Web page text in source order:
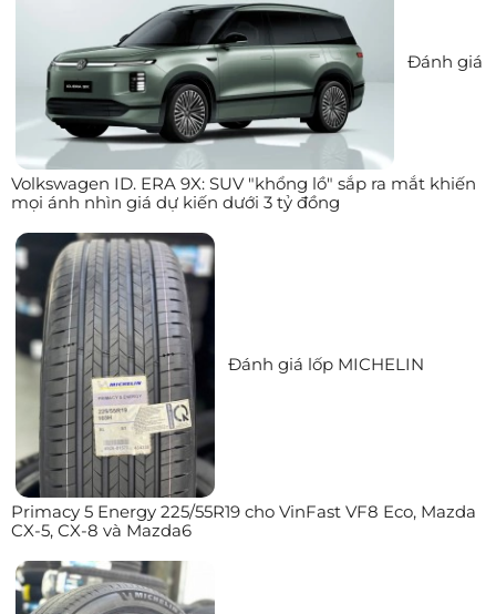
Đánh giá
Volkswagen ID. ERA 9X: SUV "khổng lồ" sắp ra mắt khiến
mọi ánh nhìn giá dự kiến dưới 3 tỷ đồng
Đánh giá lốp MICHELIN
Primacy 5 Energy 225/55R19 cho VinFast VF8 Eco, Mazda
CX-5, CX-8 và Mazda6